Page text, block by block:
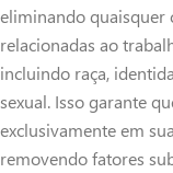
eliminando quaisquer
relacionadas ao
incluindo raça,
sexual. Isso garante
exclusivamente em
removendo fatores